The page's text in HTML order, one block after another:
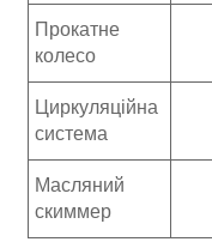
Прокатне
колесо
Циркуляційна
система
Масляний
скиммер